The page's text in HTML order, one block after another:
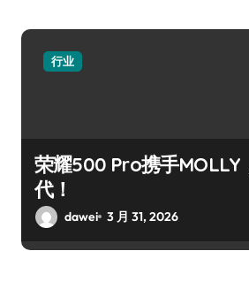
行业
荣耀500 Pro携手MOLLY
代！
dawei 3 月 31, 2026